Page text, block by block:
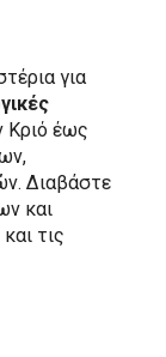
για
Κριό έως
Διαβάστε
και
τις